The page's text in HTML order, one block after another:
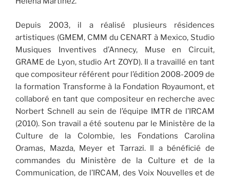
Depuis 2003, il a réalisé plusieurs résidences
artistiques (GMEM, CMM du CENART à Mexico, Studio
Musiques Inventives d’Annecy, Muse en Circuit,
GRAME de Lyon, studio Art ZOYD). Il a travaillé en tant
que compositeur référent pour l’édition 2008-2009 de
la formation Transforme à la Fondation Royaumont, et
collaboré en tant que compositeur en recherche avec
Norbert Schnell au sein de l’équipe IMTR de l’IRCAM
(2010). Son travail a été soutenu par le Ministère de la
Culture de la Colombie, les Fondations Carolina
Oramas, Mazda, Meyer et Tarrazi. Il a bénéficié de
commandes du Ministère de la Culture et de la
Communication, de l’IRCAM, des Voix Nouvelles et de